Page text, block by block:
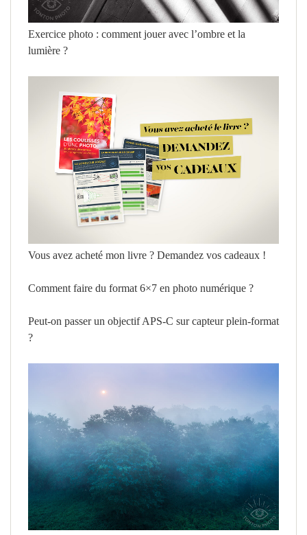
Exercice photo : comment jouer avec l’ombre et la
lumière ?
Vous avez acheté mon livre ? Demandez vos cadeaux !
Comment faire du format 6×7 en photo numérique ?
Peut-on passer un objectif APS-C sur capteur plein-format
?